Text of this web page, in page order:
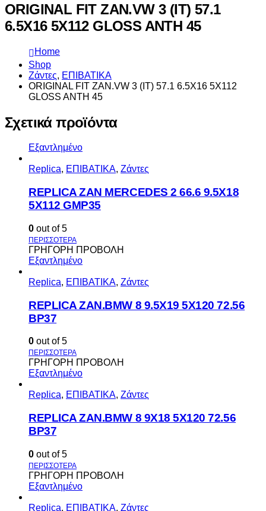
ORIGINAL FIT ZAN.VW 3 (IT) 57.1
6.5X16 5X112 GLOSS ANTH 45
Home
Shop
Ζάντες, ΕΠΙΒΑΤΙΚΑ
ORIGINAL FIT ZAN.VW 3 (IT) 57.1 6.5X16 5X112
GLOSS ANTH 45
Σχετικά προϊόντα
Εξαντλημένο
Replica, ΕΠΙΒΑΤΙΚΑ, Ζάντες
REPLICA ZAN MERCEDES 2 66.6 9.5X18
5X112 GMP35
0 out of 5
ΓΡΗΓΟΡΗ ΠΡΟΒΟΛΗ
Εξαντλημένο
Replica, ΕΠΙΒΑΤΙΚΑ, Ζάντες
REPLICA ZAN.BMW 8 9.5X19 5X120 72.56
BP37
0 out of 5
ΓΡΗΓΟΡΗ ΠΡΟΒΟΛΗ
Εξαντλημένο
Replica, ΕΠΙΒΑΤΙΚΑ, Ζάντες
REPLICA ZAN.BMW 8 9X18 5X120 72.56
BP37
0 out of 5
ΓΡΗΓΟΡΗ ΠΡΟΒΟΛΗ
Εξαντλημένο
Replica, ΕΠΙΒΑΤΙΚΑ, Ζάντες